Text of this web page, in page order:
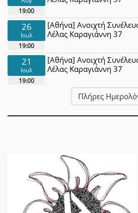
19:00
26
Ιουλ
19:00
[Αθήνα] Ανοιχτή
Λέλας Καραγιάννη 37
21
Ιουλ
19:00
[Αθήνα] Ανοιχτή
Λέλας Καραγιάννη 37
Πλήρες